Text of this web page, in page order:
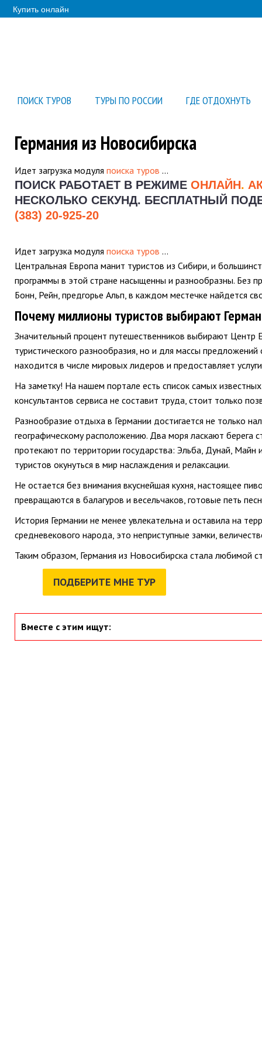
Купить онлайн
ПОИСК ТУРОВ ТУРЫ ПО РОССИИ ГДЕ ОТДОХНУТЬ
Германия из Новосибирска
Идет загрузка модуля поиска туров …
ПОИСК РАБОТАЕТ В РЕЖИМЕ ОНЛАЙН.
НЕСКОЛЬКО СЕКУНД. БЕСПЛАТНЫЙ
(383) 20-925-20
Идет загрузка модуля поиска туров …
Центральная Европа манит туристов из Сибири, и
программы в этой стране насыщенны и разнообразны. Без
Бонн, Рейн, предгорье Альп, в каждом местечке найдется
Почему миллионы туристов выбирают
Значительный процент путешественников выбирают Центр
туристического разнообразия, но и для массы
находится в числе мировых лидеров и предоставляет
На заметку! На нашем портале есть список самых
консультантов сервиса не составит труда, стоит только
Разнообразие отдыха в Германии достигается не только
географическому расположению. Два моря ласкают берега
протекают по территории государства: Эльба, Дунай,
туристов окунуться в мир наслаждения и релаксации.
Не остается без внимания вкуснейшая кухня, настоящее
превращаются в балагуров и весельчаков, готовые петь
История Германии не менее увлекательна и оставила на
средневекового народа, это неприступные замки,
Таким образом, Германия из Новосибирска стала любимой
ПОДБЕРИТЕ МНЕ ТУР
Вместе с этим ищут: